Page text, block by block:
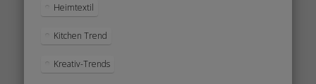
Heimtextil
Kitchen Trend
Kreativ-Trends